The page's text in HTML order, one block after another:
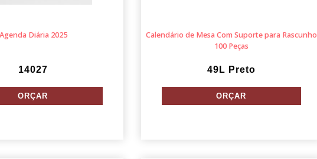
Diária 2025
14027
Calendário de Mesa Com Suporte para Rascunho
100 Peças
49L Preto